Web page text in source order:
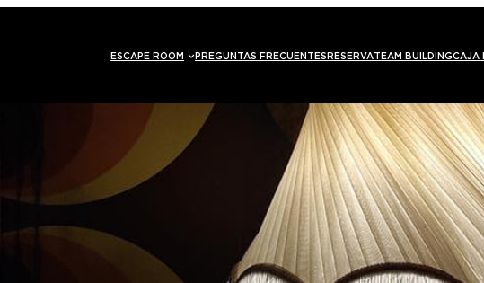
ESCAPE ROOM PREGUNTAS FRECUENTES RESERVATEAM BUILDINGCAJA